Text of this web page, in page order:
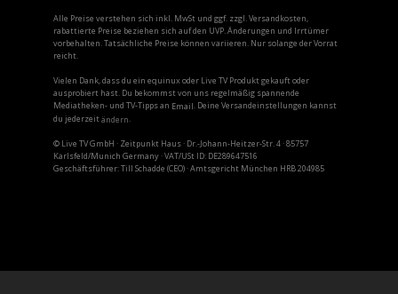
Alle Preise verstehen sich inkl. MwSt und ggf. zzgl. Versandkosten,
rabattierte Preise beziehen sich auf den UVP. Änderungen und Irrtümer
vorbehalten. Tatsächliche Preise können variieren. Nur solange der Vorrat
reicht.
Vielen Dank, dass du ein equinux oder Live TV Produkt gekauft oder
ausprobiert hast. Du bekommst von uns regelmäßig spannende
Mediatheken- und TV-Tipps an Email. Deine Versandeinstellungen kannst
du jederzeitändern
© Live TV GmbH · Zeitpunkt Haus · Dr.-Johann-Heitzer-Str. 4 · 85757
Karlsfeld/Munich Germany · VAT/USt ID: DE289647516
Geschäftsführer: Till Schadde (CEO) · Amtsgericht München HRB 204985